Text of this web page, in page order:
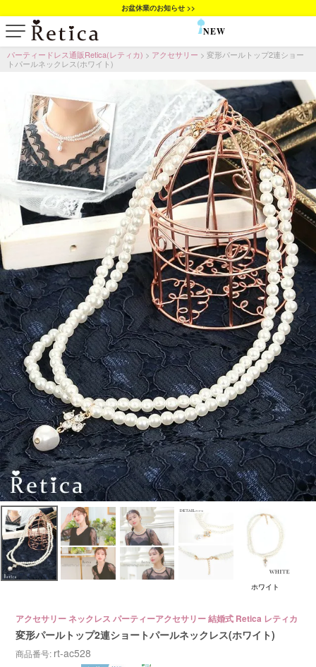
お盆休業のお知らせ >>
NEW
パーティードレス通販Retica(レティカ) アクセサリー
変形パールトップ2連ショー
トパールネックレス(ホワイト)
ホワイト
アクセサリー ネックレス パーティーアクセサリー 結婚式 Retica レティカ
変形パールトップ2連ショートパールネックレス(ホワイト)
商品番号 rt-ac528